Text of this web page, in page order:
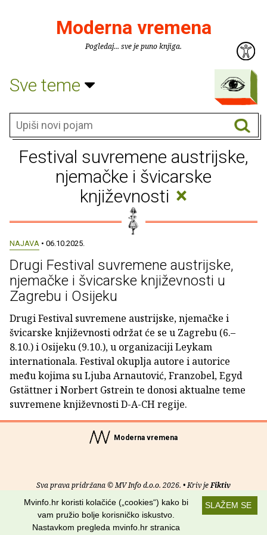
Moderna vremena
Pogledaj... sve je puno knjiga.
Sve teme
Festival suvremene austrijske,
njemačke i švicarske
književnosti ×
NAJAVA • 06.10.2025.
Drugi Festival suvremene austrijske,
njemačke i švicarske književnosti u
Zagrebu i Osijeku
Drugi Festival suvremene austrijske, njemačke i
švicarske književnosti održat će se u Zagrebu (6.–
8.10.) i Osijeku (9.10.), u organizaciji Leykam
internationala. Festival okuplja autore i autorice
među kojima su Ljuba Arnautović, Franzobel, Egyd
Gstättner i Norbert Gstrein te donosi aktualne teme
suvremene književnosti D-A-CH regije.
Moderna vremena
Sva prava pridržana © MV Info d.o.o. 2026. • Kriv jeFiktiv
Uvjeti korištenja RSS kanali
Potraži nas na:
SLAŽEM SE
Mvinfo.hr koristi kolačiće („cookies“) kako bi
vam pružio bolje korisničko iskustvo.
Nastavkom pregleda mvinfo.hr stranica